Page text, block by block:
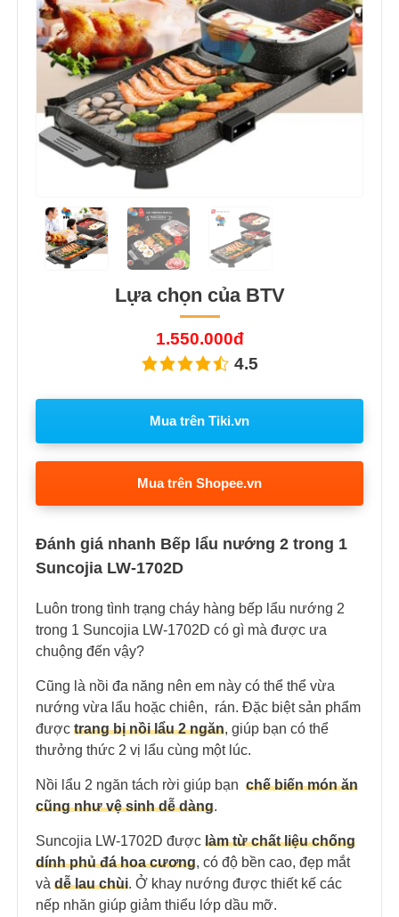
Lựa chọn của BTV
1.550.000đ
4.5
Mua trên Tiki.vn
Mua trên Shopee.vn
Đánh giá nhanh Bếp lẩu nướng 2 trong 1
Suncojia LW-1702D
Luôn trong tình trạng cháy hàng bếp lẩu nướng 2
trong 1 Suncojia LW-1702D có gì mà được ưa
chuộng đến vậy?
Cũng là nồi đa năng nên em này có thể thể vừa
nướng vừa lẩu hoặc chiên, rán. Đặc biệt sản phẩm
được trang bị nồi lẩu 2 ngăn, giúp bạn có thể
thưởng thức 2 vị lẩu cùng một lúc.
Nồi lẩu 2 ngăn tách rời giúp bạn chế biến món ăn
cũng như vệ sinh dễ dàng.
Suncojia LW-1702D được làm từ chất liệu chống
dính phủ đá hoa cương, có độ bền cao, đẹp mắt
và dễ lau chùi. Ở khay nướng được thiết kế các
nếp nhăn giúp giảm thiểu lớp dầu mỡ.